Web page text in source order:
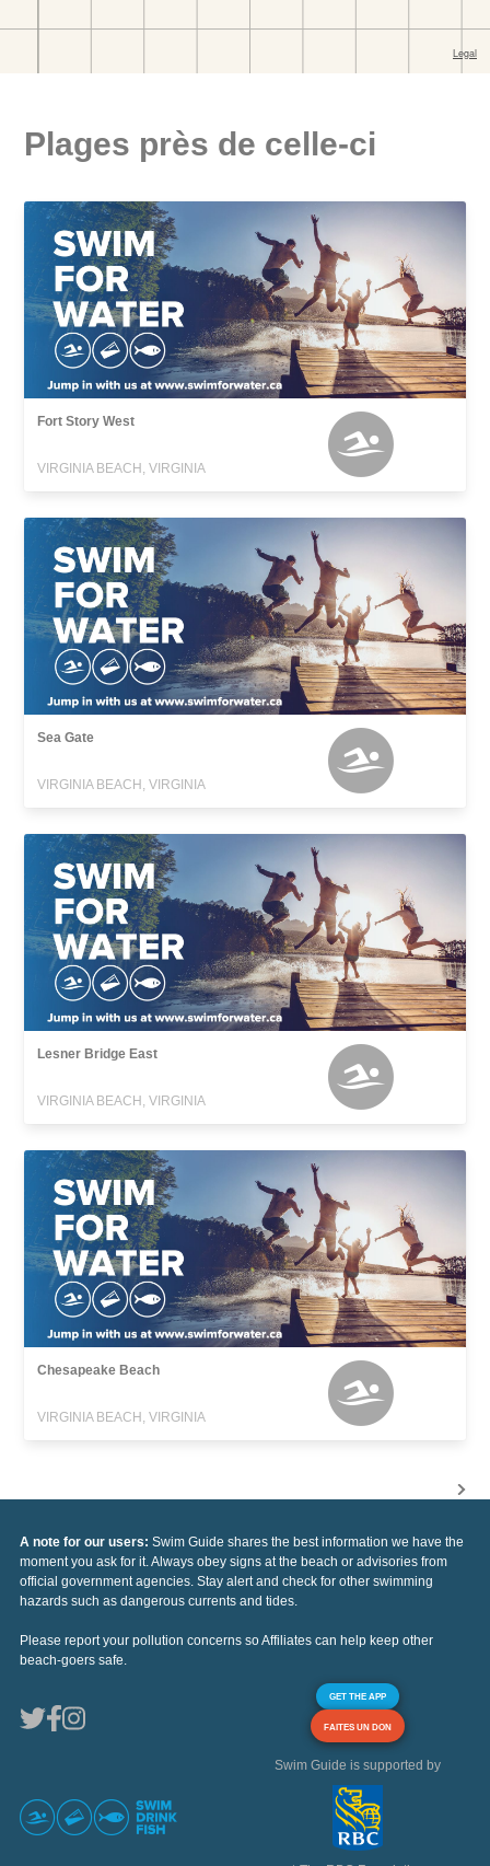
Plages près de celle-ci
Fort Story West
VIRGINIA BEACH, VIRGINIA
Sea Gate
VIRGINIA BEACH, VIRGINIA
Lesner Bridge East
VIRGINIA BEACH, VIRGINIA
Chesapeake Beach
VIRGINIA BEACH, VIRGINIA
A note for our users: Swim Guide shares the best information we have the
moment you ask for it. Always obey signs at the beach or advisories from
official government agencies. Stay alert and check for other swimming
hazards such as dangerous currents and tides.
Please report your pollution concerns so Affiliates can help keep other
beach-goers safe.
GET THE APP
FAITES UN DON
Swim Guide is supported by